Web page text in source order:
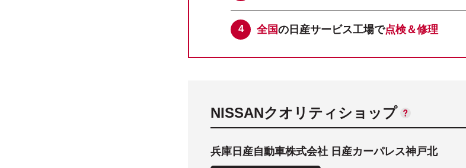
全国の日産サービス工場で点検＆修理
NISSANクオリティショップ
兵庫日産自動車株式会社 日産カーパレス神戸北